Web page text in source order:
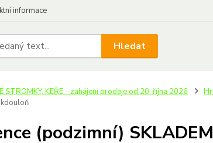
informace
Hledat
STROMKY, KEŘE - zahájení prodeje od 20. října 2026
(podzimní)